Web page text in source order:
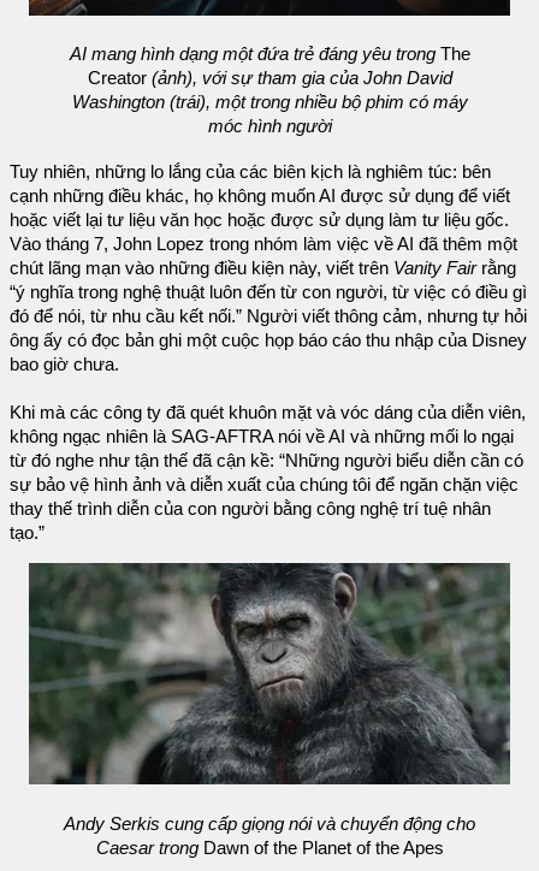
AI mang hình dạng một đứa trẻ đáng yêu trong The
Creator(ảnh), với sự tham gia của John David
Washington (trái), một trong nhiều bộ phim có máy
móc hình người
Tuy nhiên, những lo lắng của các biên kịch là nghiêm túc: bên
cạnh những điều khác, họ không muốn AI được sử dụng để viết
hoặc viết lại tư liệu văn học hoặc được sử dụng làm tư liệu gốc.
Vào tháng 7, John Lopez trong nhóm làm việc về AI đã thêm một
chút lãng mạn vào những điều kiện này, viết trên Vanity Fairrằng
“ý nghĩa trong nghệ thuật luôn đến từ con người, từ việc có điều gì
đó để nói, từ nhu cầu kết nối.” Người viết thông cảm, nhưng tự hỏi
ông ấy có đọc bản ghi một cuộc họp báo cáo thu nhập của Disney
bao giờ chưa.
Khi mà các công ty đã quét khuôn mặt và vóc dáng của diễn viên,
không ngạc nhiên là SAG-AFTRA nói về AI và những mối lo ngại
từ đó nghe như tận thế đã cận kề: “Những người biểu diễn cần có
sự bảo vệ hình ảnh và diễn xuất của chúng tôi để ngăn chặn việc
thay thế trình diễn của con người bằng công nghệ trí tuệ nhân
tạo.”
Andy Serkis cung cấp giọng nói và chuyển động cho
Caesar trong Dawn of the Planet of the Apes